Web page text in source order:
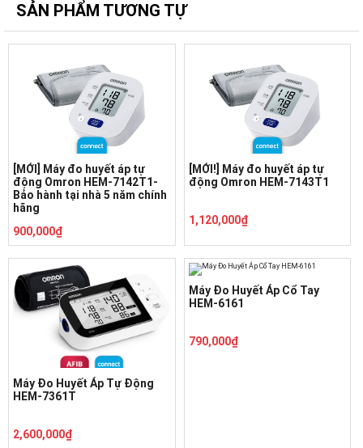
SẢN PHẨM TƯƠNG TỰ
[MỚI] Máy đo huyết áp tự
động Omron HEM-7142T1-
Bảo hành tại nhà 5 năm chính
hãng
900,000₫
[MỚI!] Máy đo huyết áp tự
động Omron HEM-7143T1
1,120,000₫
Máy Đo Huyết Áp Tự Động
HEM-7361T
2,600,000₫
Máy Đo Huyết Áp Cổ Tay
HEM-6161
790,000₫